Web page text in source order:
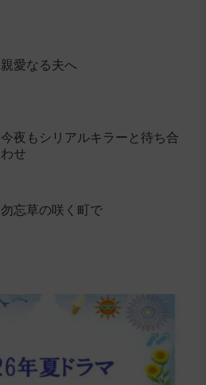
親愛なる夫へ
今夜もシリアルキラーと待ち合
わせ
勿忘草の咲く町で